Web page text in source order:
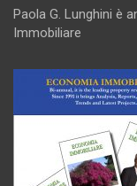
Paola G. Lunghini è
Immobiliare